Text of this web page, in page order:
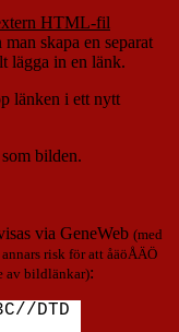
HTML-fil
skapa en separat
lägga in en länk.
länken i ett nytt
bilden.
via GeneWeb (med
risk för att åäöÅÄÖ
av bildlänkar):
DTD